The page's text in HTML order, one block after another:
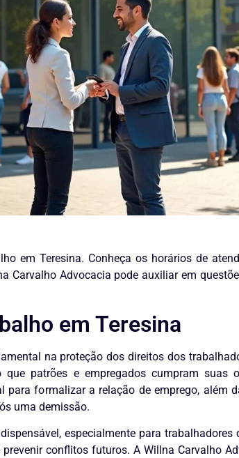
em Teresina. Conheça os horários de
Carvalho Advocacia pode auxiliar em
em Teresina
na proteção dos direitos dos
patrões e empregados cumpram suas
formalizar a relação de emprego, além
uma demissão.
especialmente para
conflitos futuros. A Willna Carvalho